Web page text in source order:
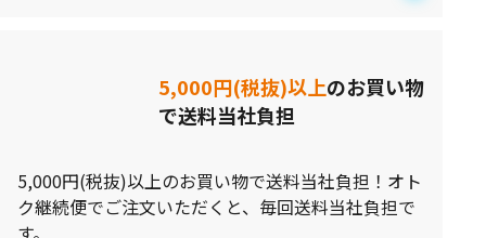
5,000円(税抜)以上のお買い物
で送料当社負担
5,000円(税抜)以上のお買い物で送料当社負担！オト
ク継続便でご注文いただくと、毎回送料当社負担で
す。